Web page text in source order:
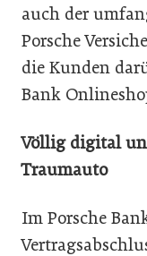
auch der
Porsche
die Kunden
Bank
Völlig digital
Traumauto
Im Porsche